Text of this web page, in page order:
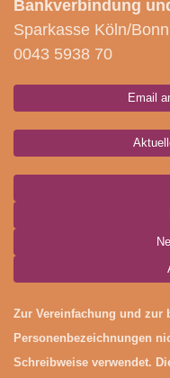
Bankverbindung
Sparkasse Köln/
0043 5938 70
Email
Zur Vereinfachung und zur
Personenbezeichnungen
Schreibweise verwendet.